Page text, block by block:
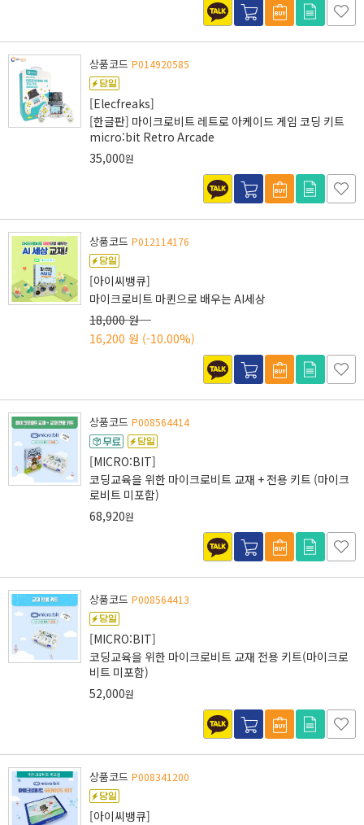
상품코드 P014920585
[Elecfreaks]
[한글판] 마이크로비트 레트로 아케이드 게임 코딩 키트
micro:bit Retro Arcade
35,000원
상품코드 P012114176
[아이씨뱅큐]
마이크로비트 마퀸으로 배우는 AI세상
18,000 원
16,200 원 (-10.00%)
상품코드 P008564414
[MICRO:BIT]
코딩교육을 위한 마이크로비트 교재 + 전용 키트 (마이크
로비트 미포함)
68,920원
상품코드 P008564413
[MICRO:BIT]
코딩교육을 위한 마이크로비트 교재 전용 키트(마이크로
비트 미포함)
52,000원
상품코드 P008341200
[아이씨뱅큐]